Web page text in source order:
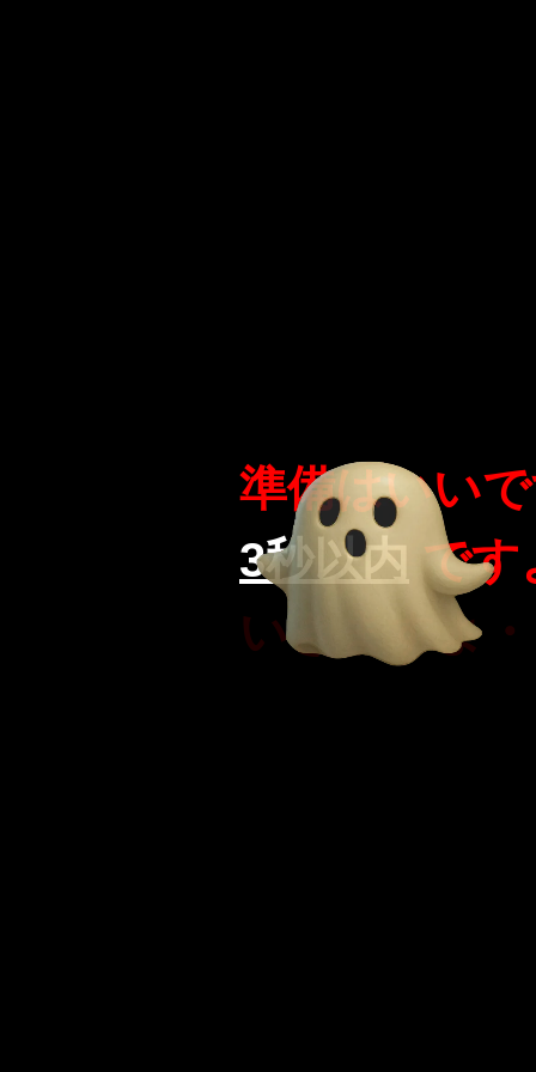
準備はいい
3秒以内 です
いきますよ